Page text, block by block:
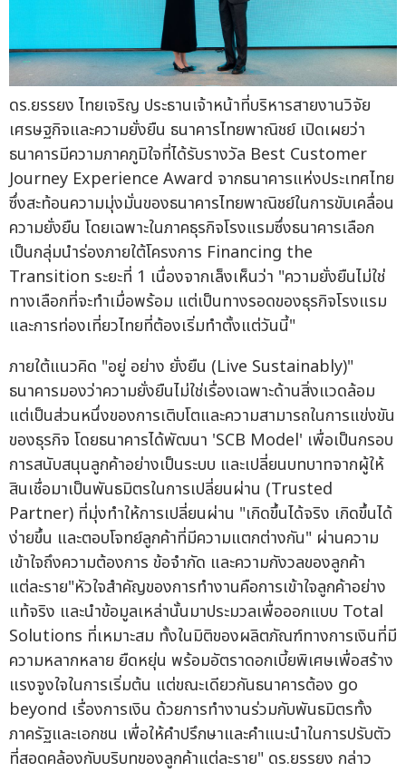
ดร.ยรรยง ไทยเจริญ ประธานเจ้าหน้าที่บริหารสายงานวิจัย
เศรษฐกิจและความยั่งยืน ธนาคารไทยพาณิชย์ เปิดเผยว่า
ธนาคารมีความภาคภูมิใจที่ได้รับรางวัล Best Customer
Journey Experience Award จากธนาคารแห่งประเทศไทย
ซึ่งสะท้อนความมุ่งมั่นของธนาคารไทยพาณิชย์ในการขับเคลื่อน
ความยั่งยืน โดยเฉพาะในภาคธุรกิจโรงแรมซึ่งธนาคารเลือก
เป็นกลุ่มนำร่องภายใต้โครงการ Financing the
Transition ระยะที่ 1 เนื่องจากเล็งเห็นว่า "ความยั่งยืนไม่ใช่
ทางเลือกที่จะทำเมื่อพร้อม แต่เป็นทางรอดของธุรกิจโรงแรม
และการท่องเที่ยวไทยที่ต้องเริ่มทำตั้งแต่วันนี้"
ภายใต้แนวคิด "อยู่ อย่าง ยั่งยืน (Live Sustainably)"
ธนาคารมองว่าความยั่งยืนไม่ใช่เรื่องเฉพาะด้านสิ่งแวดล้อม
แต่เป็นส่วนหนึ่งของการเติบโตและความสามารถในการแข่งขัน
ของธุรกิจ โดยธนาคารได้พัฒนา 'SCB Model' เพื่อเป็นกรอบ
การสนับสนุนลูกค้าอย่างเป็นระบบ และเปลี่ยนบทบาทจากผู้ให้
สินเชื่อมาเป็นพันธมิตรในการเปลี่ยนผ่าน (Trusted
Partner) ที่มุ่งทำให้การเปลี่ยนผ่าน "เกิดขึ้นได้จริง เกิดขึ้นได้
ง่ายขึ้น และตอบโจทย์ลูกค้าที่มีความแตกต่างกัน" ผ่านความ
เข้าใจถึงความต้องการ ข้อจำกัด และความกังวลของลูกค้า
แต่ละราย"หัวใจสำคัญของการทำงานคือการเข้าใจลูกค้าอย่าง
แท้จริง และนำข้อมูลเหล่านั้นมาประมวลเพื่อออกแบบ Total
Solutions ที่เหมาะสม ทั้งในมิติของผลิตภัณฑ์ทางการเงินที่มี
ความหลากหลาย ยืดหยุ่น พร้อมอัตราดอกเบี้ยพิเศษเพื่อสร้าง
แรงจูงใจในการเริ่มต้น แต่ขณะเดียวกันธนาคารต้อง go
beyond เรื่องการเงิน ด้วยการทำงานร่วมกับพันธมิตรทั้ง
ภาครัฐและเอกชน เพื่อให้คำปรึกษาและคำแนะนำในการปรับตัว
ที่สอดคล้องกับบริบทของลูกค้าแต่ละราย" ดร.ยรรยง กล่าว